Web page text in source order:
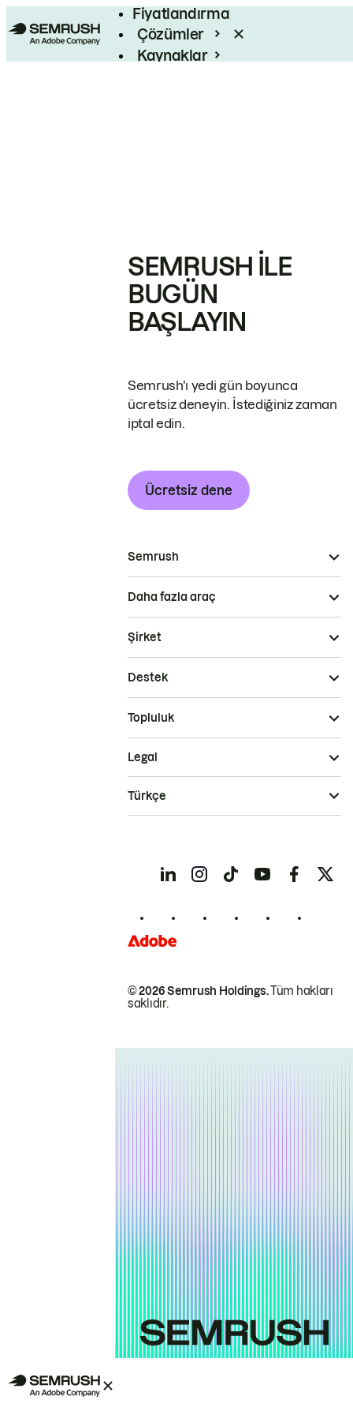
Fiyatlandırma
Çözümler
Kaynaklar
SEMRUSH ILE
BUGÜN
BAŞLAYIN
Semrush'ı yedi gün boyunca
ücretsiz deneyin. İstediğiniz zaman
iptal edin.
Ücretsiz dene
Semrush
Daha fazla araç
Şirket
Destek
Topluluk
© 2026 Semrush Holdings.Tüm hakları
saklıdır.
Legal
Türkçe